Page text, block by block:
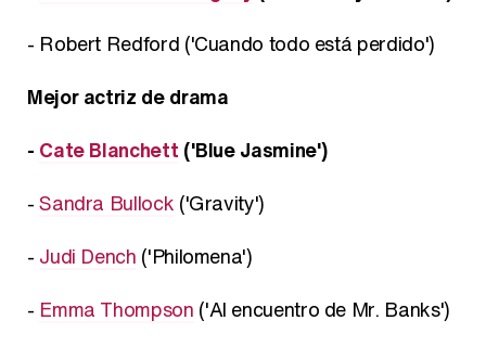
- Robert Redford ('Cuando todo está perdido')
Mejor actriz de drama
- Cate Blanchett ('Blue Jasmine')
-Sandra Bullock ('Gravity')
- Judi Dench ('Philomena')
- Emma Thompson ('Al encuentro de Mr. Banks')